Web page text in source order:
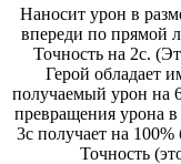
Наносит урон в
впереди по прямой
Точность на 2с.
Герой обладает
получаемый урон на
превращения урона в
3с получает на
Точность